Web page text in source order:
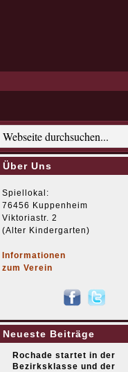
Über Uns
Spiellokal:
76456 Kuppenheim
Viktoriastr. 2
(Alter Kindergarten)
Informationen
zum Verein
Neueste Beiträge
Rochade startet in der
Bezirksklasse und der